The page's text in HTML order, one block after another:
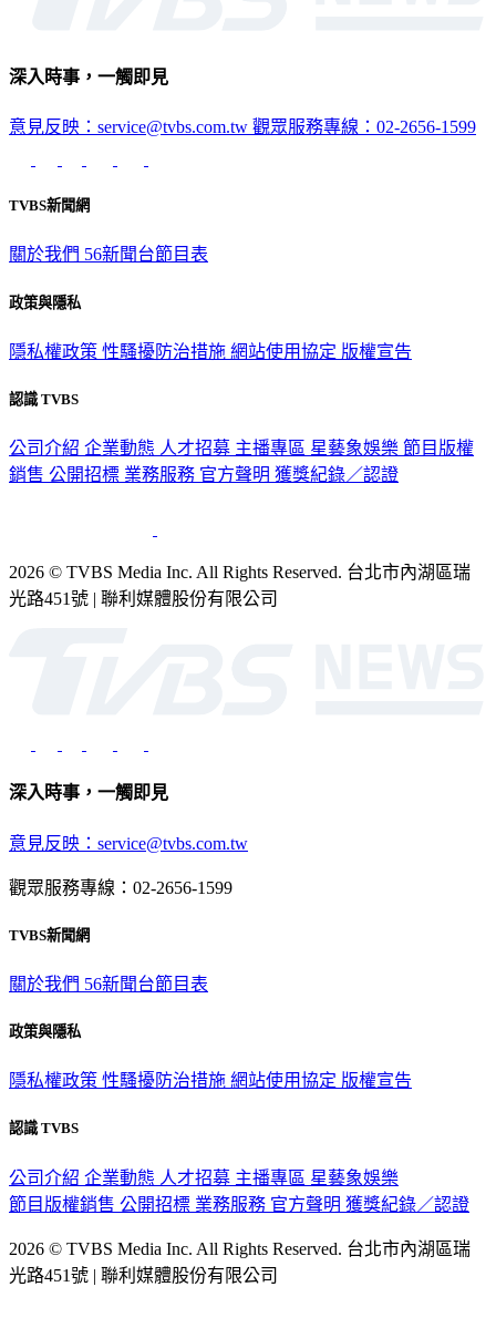
深入時事，一觸即見
意見反映：service@tvbs.com.tw 觀眾服務專線：02-2656-1599
TVBS新聞網
關於我們 56新聞台節目表
政策與隱私
隱私權政策 性騷擾防治措施 網站使用協定 版權宣告
認識 TVBS
公司介紹 企業動態 人才招募 主播專區 星藝象娛樂 節目版權
銷售 公開招標 業務服務 官方聲明 獲獎紀錄／認證
2026 © TVBS Media Inc. All Rights Reserved. 台北市內湖區瑞
光路451號 | 聯利媒體股份有限公司
深入時事，一觸即見
意見反映：service@tvbs.com.tw
觀眾服務專線：02-2656-1599
TVBS新聞網
關於我們 56新聞台節目表
政策與隱私
隱私權政策 性騷擾防治措施 網站使用協定 版權宣告
認識 TVBS
公司介紹 企業動態 人才招募 主播專區 星藝象娛樂
節目版權銷售 公開招標 業務服務 官方聲明 獲獎紀錄／認證
2026 © TVBS Media Inc. All Rights Reserved. 台北市內湖區瑞
光路451號 | 聯利媒體股份有限公司